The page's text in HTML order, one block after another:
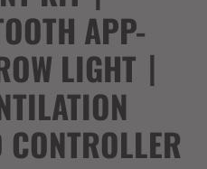
APP-
LIGHT丨